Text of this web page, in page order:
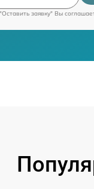
заявку" Вы